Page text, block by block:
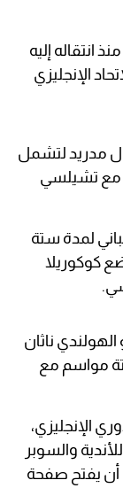
منذ انتقاله إليه
الإنجليزي
مدريد لتشمل
مع تشيلسي
لمدة ستة
عقده حتى يونيو 2032، ويضع كوكوريلا
ناثان
مواسم مع
الإنجليزي،
والسوبر
أن يفتح صفحة